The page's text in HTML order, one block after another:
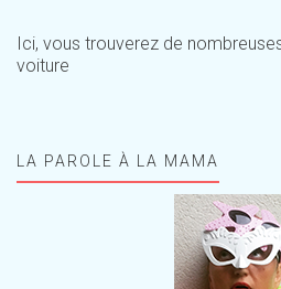
Ici, vous trouverez de
voiture
LA PAROLE À LA MAMA